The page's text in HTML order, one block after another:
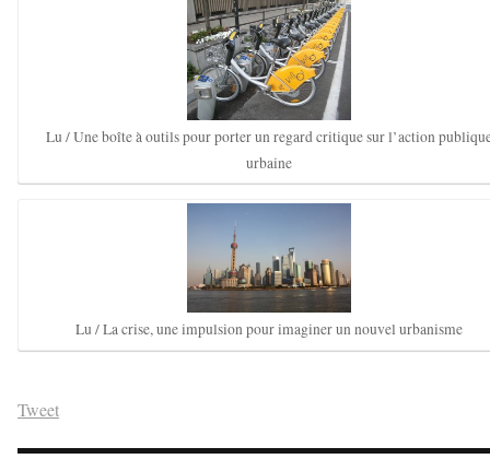
Lu / Une boîte à outils pour porter un regard critique sur l’action
urbaine
Lu / La crise, une impulsion pour imaginer un nouvel urbanisme
Tweet